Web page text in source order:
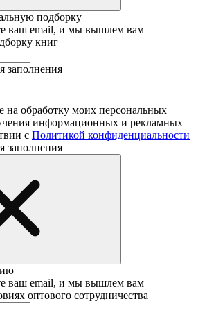
подборку
ваш email, и мы вышлем вам
книг
заполнения
на обработку моих персональных
информационных и рекламных
с Политикой конфиденциальности
заполнения
ваш email, и мы вышлем вам
оптового сотрудничества